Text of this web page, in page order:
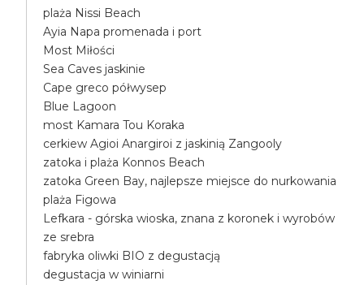
plaża Nissi Beach
Ayia Napa promenada i port
Most Miłości
Sea Caves jaskinie
Cape greco półwysep
Blue Lagoon
most Kamara Tou Koraka
cerkiew Agioi Anargiroi z jaskinią Zangooly
zatoka i plaża Konnos Beach
zatoka Green Bay, najlepsze miejsce do nurkowania
plaża Figowa
Lefkara - górska wioska, znana z koronek i wyrobów
ze srebra
fabryka oliwki BIO z degustacją
degustacja w winiarni